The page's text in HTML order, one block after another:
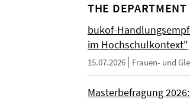
THE DEPARTMENT
bukof-
im Hochschulkontext"
15.07.2026 Frauen- und
Masterbefragung